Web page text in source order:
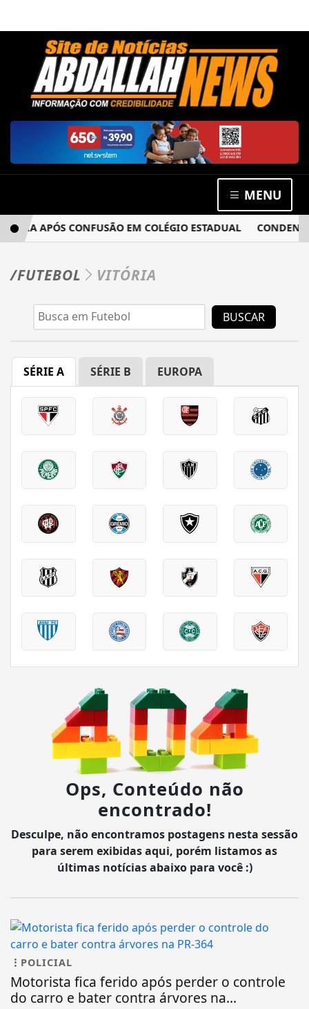
MENU
APÓS CONFUSÃO EM COLÉGIO ESTADUAL
/FUTEBOL VITÓRIA
BUSCAR
SÉRIE A SÉRIE B EUROPA
Ops, Conteúdo não
encontrado!
Desculpe, não encontramos postagens nesta sessão
para serem exibidas aqui, porém listamos as
últimas notícias abaixo para você :)
POLICIAL
Motorista fica ferido após perder o controle
do carro e bater contra árvores na...